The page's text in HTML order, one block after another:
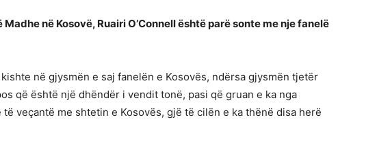
në Kosovë, Ruairi O’Connell është parë sonte me nje fanelë
në gjysmën e saj fanelën e Kosovës, ndërsa gjysmën tjetër
që është një dhëndër i vendit tonë, pasi që gruan e ka nga
të veçantë me shtetin e Kosovës, gjë të cilën e ka thënë disa herë